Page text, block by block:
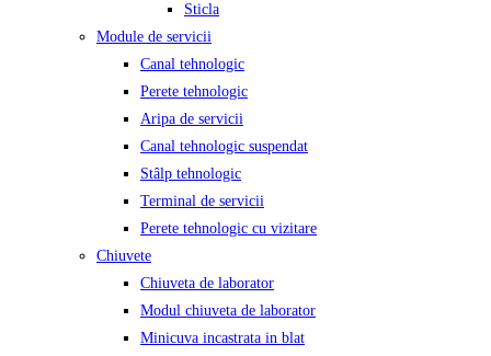
Sticla
Module de servicii
Canal tehnologic
Perete tehnologic
Aripa de servicii
Canal tehnologic suspendat
Stâlp tehnologic
Terminal de servicii
Perete tehnologic cu vizitare
Chiuvete
Chiuveta de laborator
Modul chiuveta de laborator
Minicuva incastrata in blat